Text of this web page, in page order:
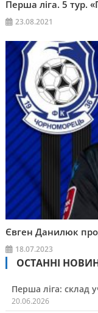
Перша ліга. 5 тур.
23.08.2021
Євген Данилюк
18.07.2023
ОСТАННІ
Перша ліга: склад
20.06.2026